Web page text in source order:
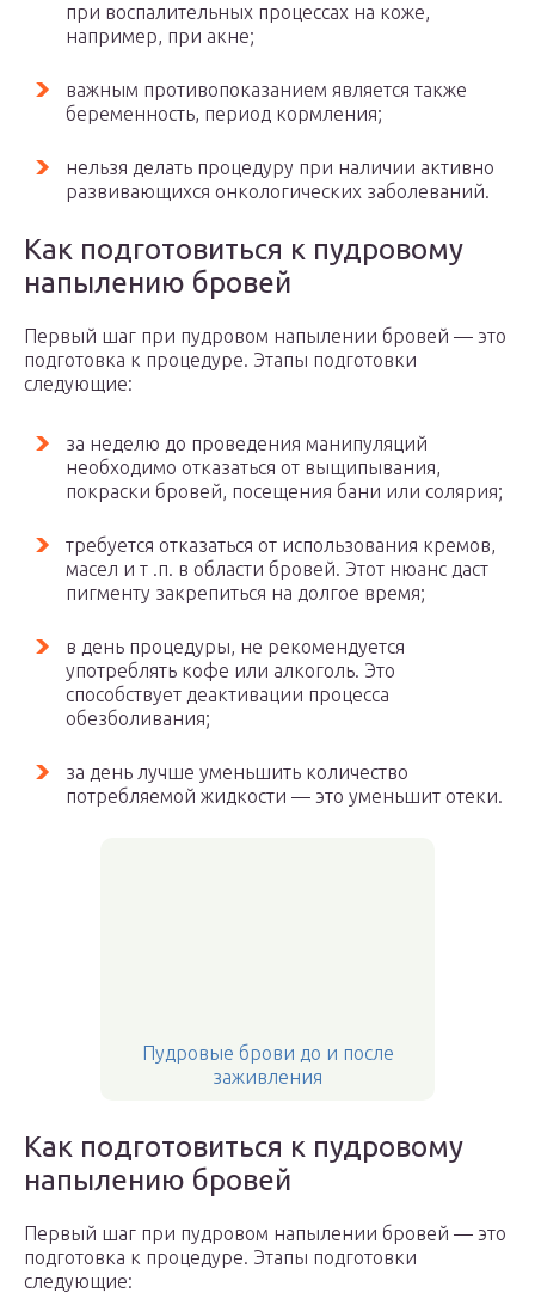
при воспалительных процессах на коже,
например, при акне;
важным противопоказанием является также
беременность, период кормления;
нельзя делать процедуру при наличии активно
развивающихся онкологических заболеваний.
Как подготовиться к пудровому
напылению бровей
Первый шаг при пудровом напылении бровей — это
подготовка к процедуре. Этапы подготовки
следующие:
за неделю до проведения манипуляций
необходимо отказаться от выщипывания,
покраски бровей, посещения бани или солярия;
требуется отказаться от использования кремов,
масел и т .п. в области бровей. Этот нюанс даст
пигменту закрепиться на долгое время;
в день процедуры, не рекомендуется
употреблять кофе или алкоголь. Это
способствует деактивации процесса
обезболивания;
за день лучше уменьшить количество
потребляемой жидкости — это уменьшит отеки.
Пудровые брови до и после
заживления
Как подготовиться к пудровому
напылению бровей
Первый шаг при пудровом напылении бровей — это
подготовка к процедуре. Этапы подготовки
следующие: